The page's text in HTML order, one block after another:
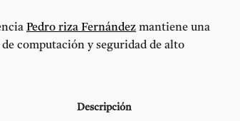
Pedro riza Fernández mantiene una
computación y seguridad de alto
Descripción